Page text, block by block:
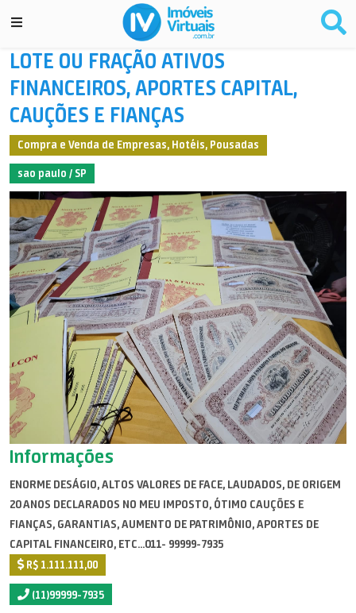
LOTE OU FRAÇÃO ATIVOS
FINANCEIROS, APORTES CAPITAL,
CAUÇÕES E FIANÇAS
Compra e Venda de Empresas, Hotéis, Pousadas
sao paulo / SP
Informações
ENORME DESÁGIO, ALTOS VALORES DE FACE, LAUDADOS, DE ORIGEM
20 ANOS DECLARADOS NO MEU IMPOSTO, ÓTIMO CAUÇÕES E
FIANÇAS, GARANTIAS, AUMENTO DE PATRIMÔNIO, APORTES DE
CAPITAL FINANCEIRO, ETC...011- 99999-7935
R$ 1.111.111,00
(11)99999-7935